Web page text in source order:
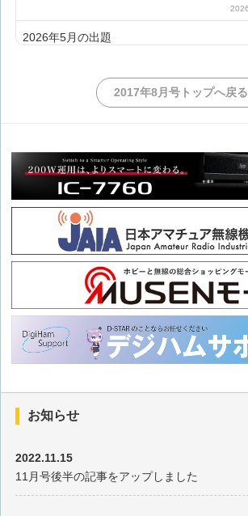
2026年5月の出題
2026年4月の出題
2026年2月の出題
2026年1月の出題
2025年12月の出題
2025年11月の出題
2025年10月の出題
2025年9月の出題
2025年7月の出題
2017年8月号トップへ戻る
お知らせ
2022.11.15
11月号後半の記事をアップしました